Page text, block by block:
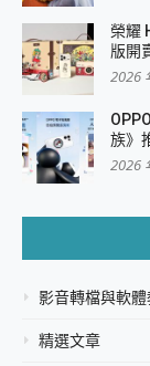
榮耀
版開
2026
族》
2026
影音轉檔與軟
精選文章